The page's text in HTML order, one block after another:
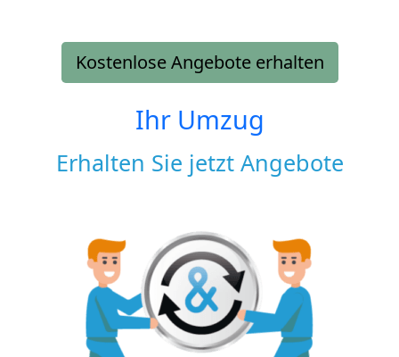
Kostenlose Angebote erhalten
Ihr Umzug
Erhalten Sie jetzt Angebote